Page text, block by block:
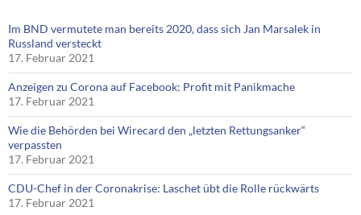
Im BND vermutete man bereits 2020, dass sich Jan Marsalek in
Russland versteckt
17. Februar 2021
Anzeigen zu Corona auf Facebook: Profit mit Panikmache
17. Februar 2021
Wie die Behörden bei Wirecard den „letzten Rettungsanker“
verpassten
17. Februar 2021
CDU-Chef in der Coronakrise: Laschet übt die Rolle rückwärts
17. Februar 2021